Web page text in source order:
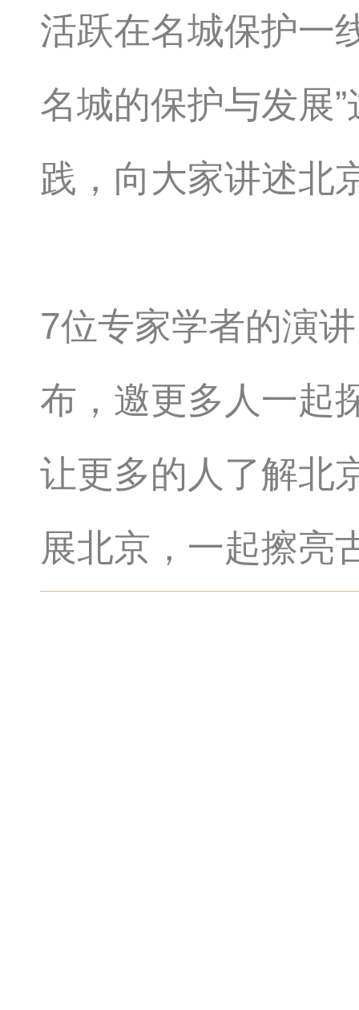
活跃在名城保护一
名城的保护与发展
践，向大家讲述北
7位专家学者的演
布，邀更多人一起
让更多的人了解北
展北京，一起擦亮